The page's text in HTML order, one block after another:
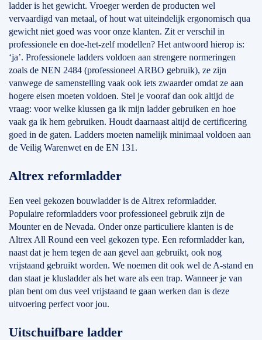
ladder is het gewicht. Vroeger werden de producten wel
vervaardigd van metaal, of hout wat uiteindelijk ergonomisch qua
gewicht niet goed was voor onze klanten. Zit er verschil in
professionele en doe-het-zelf modellen? Het antwoord hierop is:
‘ja’. Professionele ladders voldoen aan strengere normeringen
zoals de NEN 2484 (professioneel ARBO gebruik), ze zijn
vanwege de samenstelling vaak ook iets zwaarder omdat ze aan
hogere eisen moeten voldoen. Stel je vooraf dan ook altijd de
vraag: voor welke klussen ga ik mijn ladder gebruiken en hoe
vaak ga ik hem gebruiken. Houdt daarnaast altijd de certificering
goed in de gaten. Ladders moeten namelijk minimaal voldoen aan
de Veilig Warenwet en de EN 131.
Altrex reformladder
Een veel gekozen bouwladder is de Altrex reformladder.
Populaire reformladders voor professioneel gebruik zijn de
Mounter en de Nevada. Onder onze particuliere klanten is de
Altrex All Round een veel gekozen type. Een reformladder kan,
naast dat je hem tegen de aan gevel aan gebruikt, ook nog
vrijstaand gebruikt worden. We noemen dit ook wel de A-stand en
dan staat je klusladder als het ware als een trap. Wanneer je van
plan bent om dus veel vrijstaand te gaan werken dan is deze
uitvoering perfect voor jou.
Uitschuifbare ladder